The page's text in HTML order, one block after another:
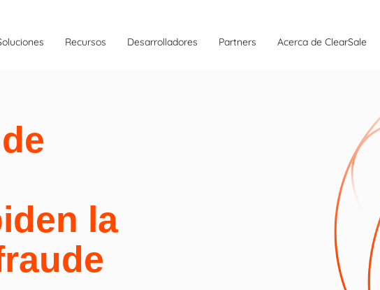
Recursos Desarrolladores Partners Acerca de ClearSale
la